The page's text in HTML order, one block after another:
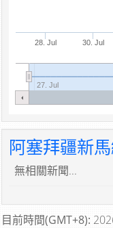
28. Jul 30. Jul
27. Jul
阿塞拜疆新
無相關新聞...
目前時間(GMT+8):